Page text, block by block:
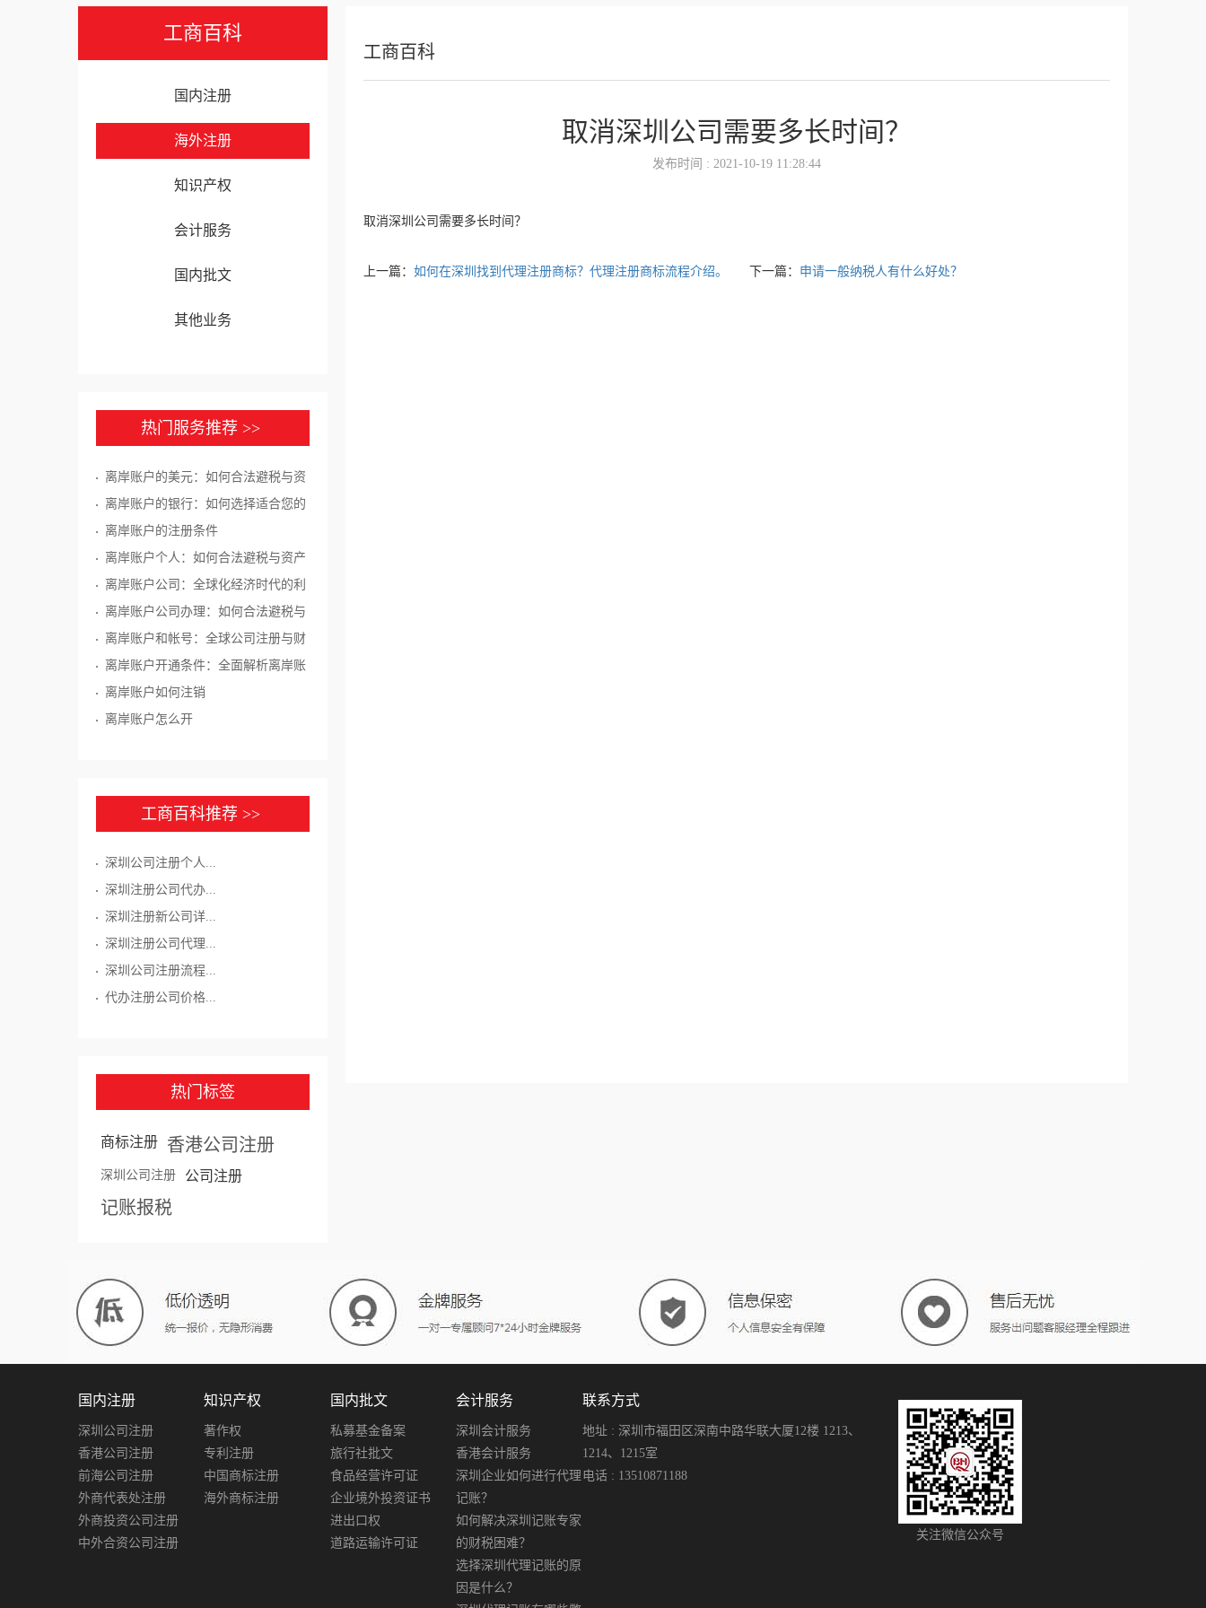
工商百科
国内注册
海外注册
知识产权
会计服务
国内批文
其他业务
热门服务推荐 >>
离岸账户的美元：如何合法避税与资
产保护
离岸账户的银行：如何选择适合您的
离岸账户银行
离岸账户的注册条件
离岸账户个人：如何合法避税与资产
保护
离岸账户公司：全球化经济时代的利
器
离岸账户公司办理：如何合法避税与
资产保护
离岸账户和帐号：全球公司注册与财
务管理的重要工具
离岸账户开通条件：全面解析离岸账
户开通的要求和流程
离岸账户如何注销
离岸账户怎么开
工商百科推荐 >>
深圳公司注册个人...
深圳注册公司代办...
深圳注册新公司详...
深圳注册公司代理...
深圳公司注册流程...
代办注册公司价格...
热门标签
商标注册 香港公司注册
深圳公司注册 公司注册
记账报税
工商百科
取消深圳公司需要多长时间？
发布时间 : 2021-10-19 11:28:44
取消深圳公司需要多长时间？
上一篇： 如何在深圳找到代理注册商标？代理注册商标流程介绍。 下一篇： 申请一般纳税人有什么好处？
国内注册
深圳公司注册
香港公司注册
前海公司注册
外商代表处注册
外商投资公司注册
中外合资公司注册
知识产权
著作权
专利注册
中国商标注册
海外商标注册
国内批文
私募基金备案
旅行社批文
食品经营许可证
企业境外投资证书
进出口权
道路运输许可证
会计服务
深圳会计服务
香港会计服务
深圳企业如何进行代理
记账？
如何解决深圳记账专家
的财税困难？
选择深圳代理记账的原
因是什么？
联系方式
地址 : 深圳市福田区深南中路华联大厦12楼 1213、
1214、1215室
电话 : 13510871188
关注微信公众号